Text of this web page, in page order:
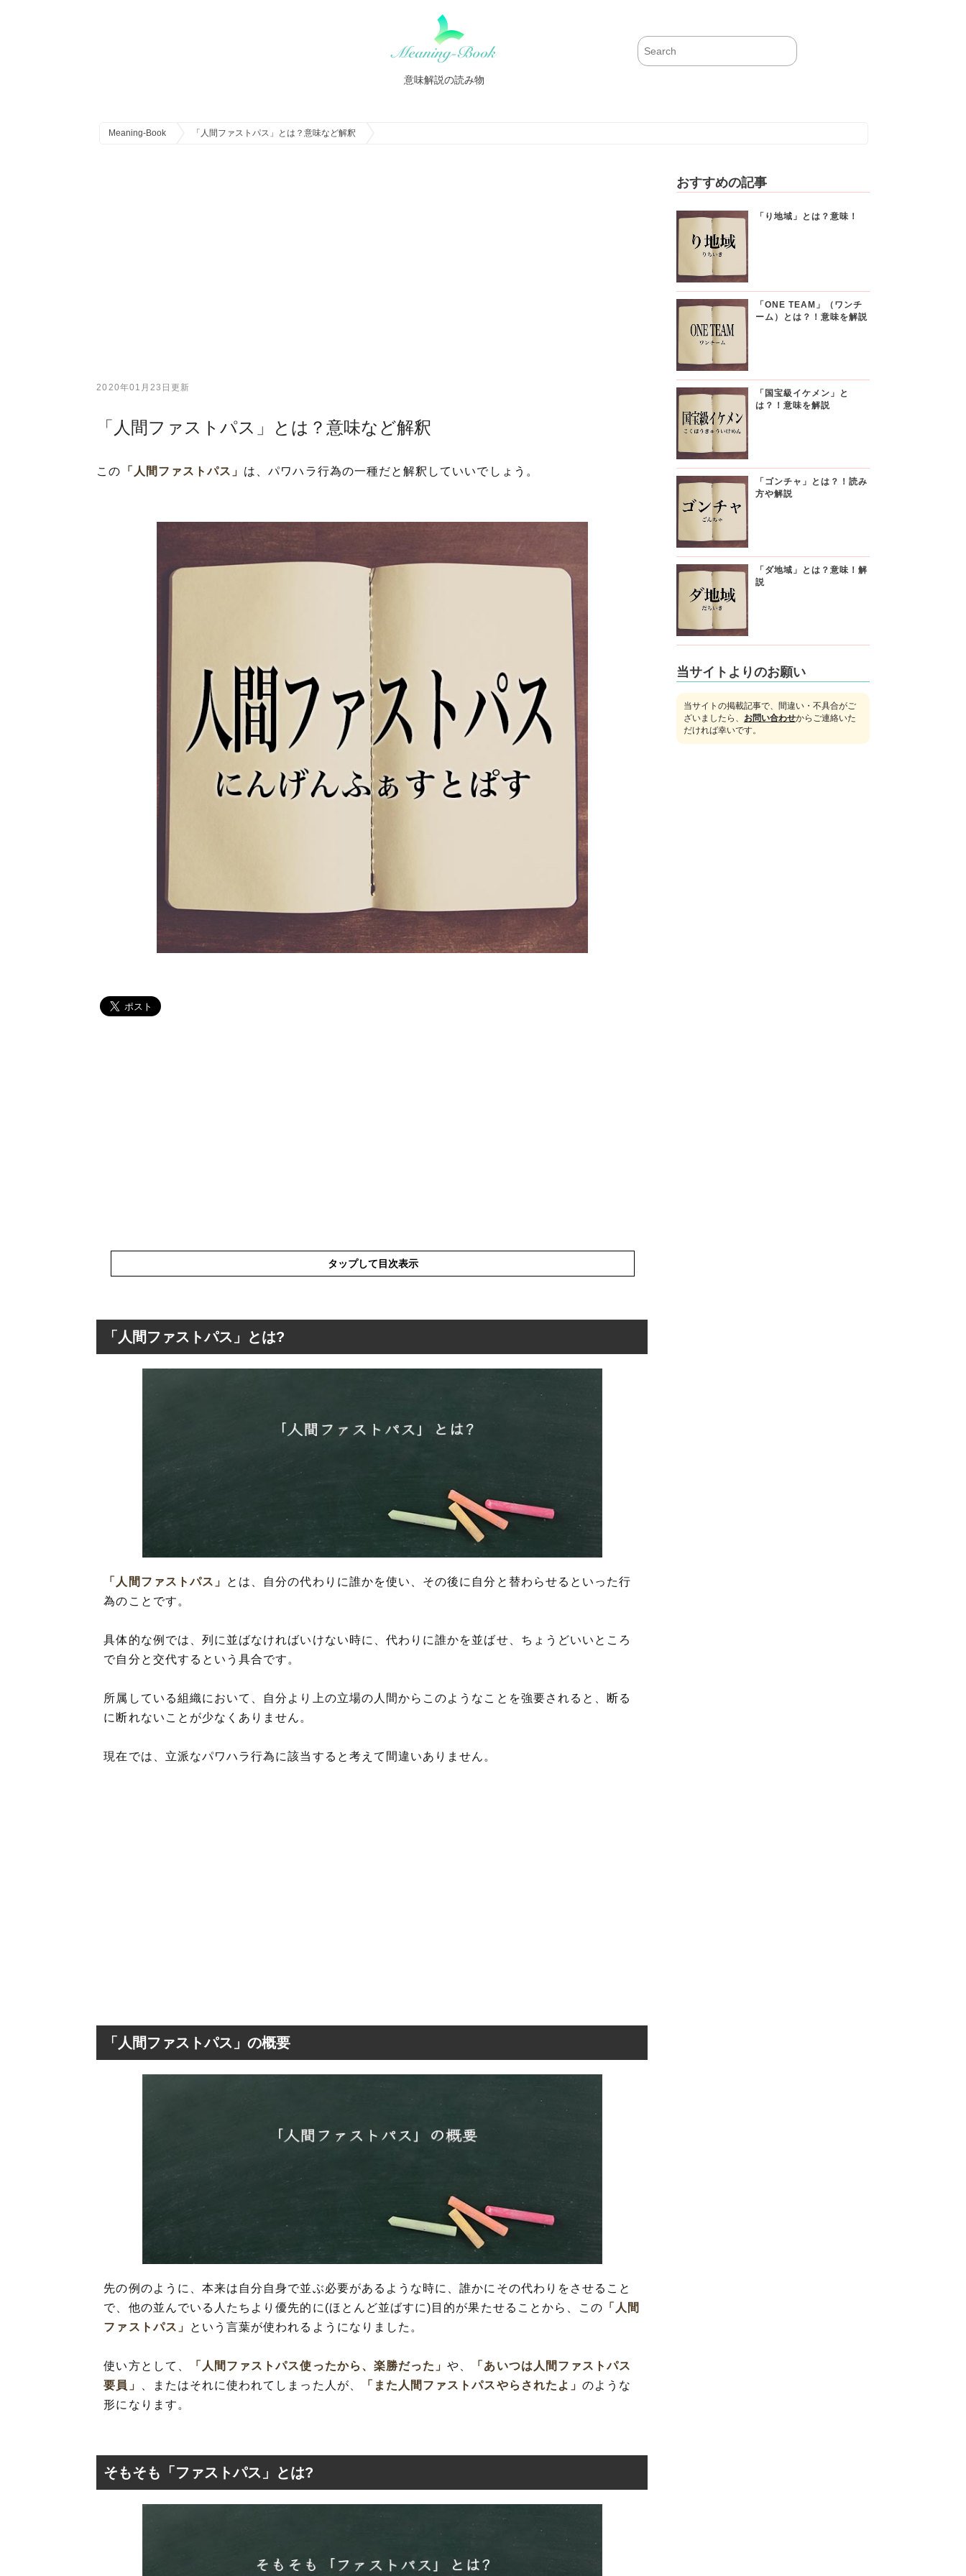
意味解説の読み物
Meaning-Book 「人間ファストパス」とは？意味など解釈
2020年01月23日更新
「人間ファストパス」とは？意味など解釈
この 「人間ファストパス」 は、パワハラ行為の一種だと解釈していいでしょう。
タップして目次表示
「人間ファストパス」の概要
「人間ファストパス」は行ってもいい行為?
「人間ファストパス」とは?
「人間ファストパス」
とは、自分の代わりに誰かを使い、その後に自分と替わらせるといった行
為のことです。
具体的な例では、列に並ばなければいけない時に、代わりに誰かを並ばせ、ちょうどいいところ
で自分と交代するという具合です。
所属している組織において、自分より上の立場の人間からこのようなことを強要されると、断る
に断れないことが少なくありません。
現在では、立派なパワハラ行為に該当すると考えて間違いありません。
「人間ファストパス」の概要
先の例のように、本来は自分自身で並ぶ必要があるような時に、誰かにその代わりをさせること
で、他の並んでいる人たちより優先的に(ほとんど並ばすに)目的が果たせることから、この 「人間
ファストパス」
という言葉が使われるようになりました。
使い方として、 「人間ファストパス使ったから、楽勝だった」や、
「あいつは人間ファストパス
要員」
、またはそれに使われてしまった人が、 「また人間ファストパスやらされたよ」のような
形になります。
そもそも「ファストパス」とは?
おすすめの記事
「り地域」とは？意味！
「ONE TEAM」（ワンチ
ーム）とは？！意味を解説
「国宝級イケメン」と
は？！意味を解説
「ゴンチャ」とは？！読み
方や解説
「ダ地域」とは？意味！解
説
当サイトよりのお願い
当サイトの掲載記事で、間違い・不具合がご
ざいましたら、 お問い合わせからご連絡いた
だければ幸いです。